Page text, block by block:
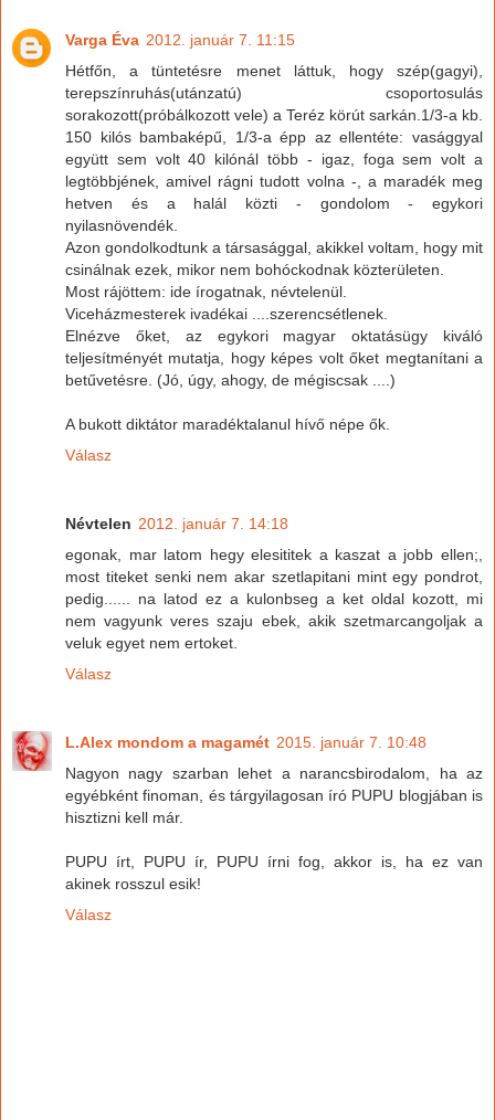
Varga Éva 2012. január 7. 11:15
Hétfőn, a tüntetésre menet láttuk, hogy szép(gagyi),
terepszínruhás(utánzatú) csoportosulás
sorakozott(próbálkozott vele) a Teréz körút sarkán.1/3-a kb.
150 kilós bambaképű, 1/3-a épp az ellentéte: vasággyal
együtt sem volt 40 kilónál több - igaz, foga sem volt a
legtöbbjének, amivel rágni tudott volna -, a maradék meg
hetven és a halál közti - gondolom - egykori
nyilasnövendék.
Azon gondolkodtunk a társasággal, akikkel voltam, hogy mit
csinálnak ezek, mikor nem bohóckodnak közterületen.
Most rájöttem: ide írogatnak, névtelenül.
Viceházmesterek ivadékai ....szerencsétlenek.
Elnézve őket, az egykori magyar oktatásügy kiváló
teljesítményét mutatja, hogy képes volt őket megtanítani a
betűvetésre. (Jó, úgy, ahogy, de mégiscsak ....)
A bukott diktátor maradéktalanul hívő népe ők.
Válasz
Névtelen 2012. január 7. 14:18
egonak, mar latom hegy elesititek a kaszat a jobb ellen;,
most titeket senki nem akar szetlapitani mint egy pondrot,
pedig...... na latod ez a kulonbseg a ket oldal kozott, mi
nem vagyunk veres szaju ebek, akik szetmarcangoljak a
veluk egyet nem ertoket.
Válasz
L.Alex mondom a magamét 2015. január 7. 10:48
Nagyon nagy szarban lehet a narancsbirodalom, ha az
egyébként finoman, és tárgyilagosan író PUPU blogjában is
hisztizni kell már.
PUPU írt, PUPU ír, PUPU írni fog, akkor is, ha ez van
akinek rosszul esik!
Válasz